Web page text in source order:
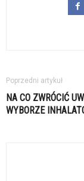
Poprzedni artykuł
NA CO ZWRÓCIĆ
WYBORZE